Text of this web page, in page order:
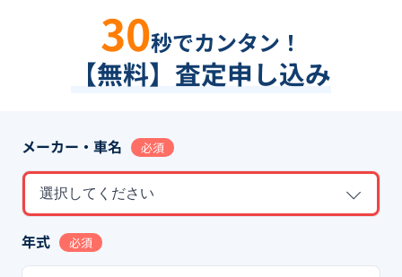
30秒でカンタン！
【無料】査定申し込み
メーカー・車名 必須
選択してください
年式 必須